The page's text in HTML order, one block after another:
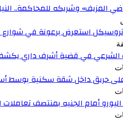
المزيف» وشريكه للمحاكمة..
استعرض برعونة في شوارع
الشرعي في قضية أشرف داري يكشف
حريق داخل شقة سكنية بوسط
أمام الجنيه بمنتصف